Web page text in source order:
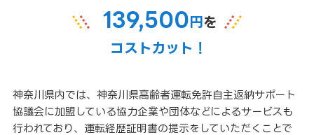
139,500円を
コストカット！
神奈川県内では、神奈川県高齢者運転免許自主返納サポート
協議会に加盟している協力企業や団体などによるサービスも
行われており、運転経歴証明書の提示をしていただくことで